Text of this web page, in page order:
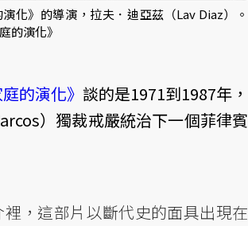
演化》的導演，拉夫．迪亞茲（Lav Diaz）。
的演化》
的演化》 談的是1971到1987年，
）獨裁戒嚴統治下一個菲律賓
，這部片以斷代史的面具出現在